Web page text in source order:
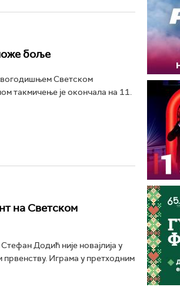
боље
Светском
такмичење је окончала на 11.
на Светском
Додић није новајлија у
Играма у претходним